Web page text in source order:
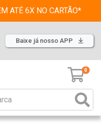
ATÉ 6X NO CARTÃO*
Baixe já nosso APP
0